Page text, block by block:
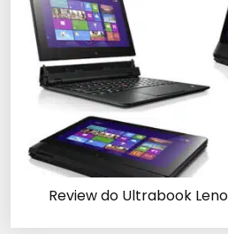
Review do Ultrabook